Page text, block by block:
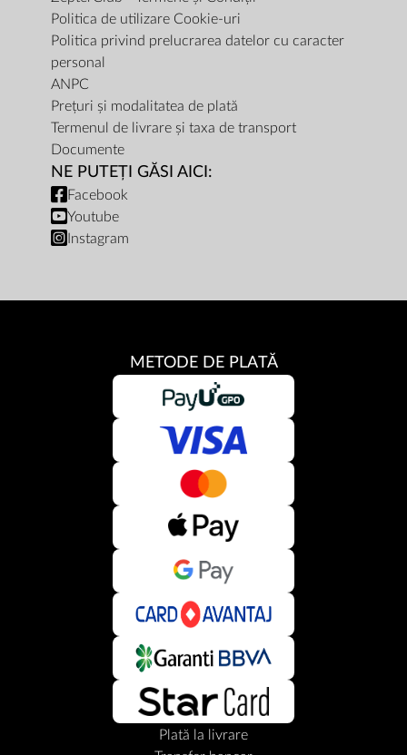
Politica de utilizare Cookie-uri
Politica privind prelucrarea datelor cu caracter
personal
ANPC
Prețuri și modalitatea de plată
Termenul de livrare și taxa de transport
Documente
NE PUTEȚI GĂSI AICI:
Facebook
Youtube
Instagram
METODE DE PLATĂ
Plată la livrare